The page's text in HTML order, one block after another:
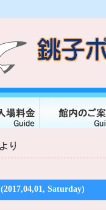
(2017,04,01, Saturday)